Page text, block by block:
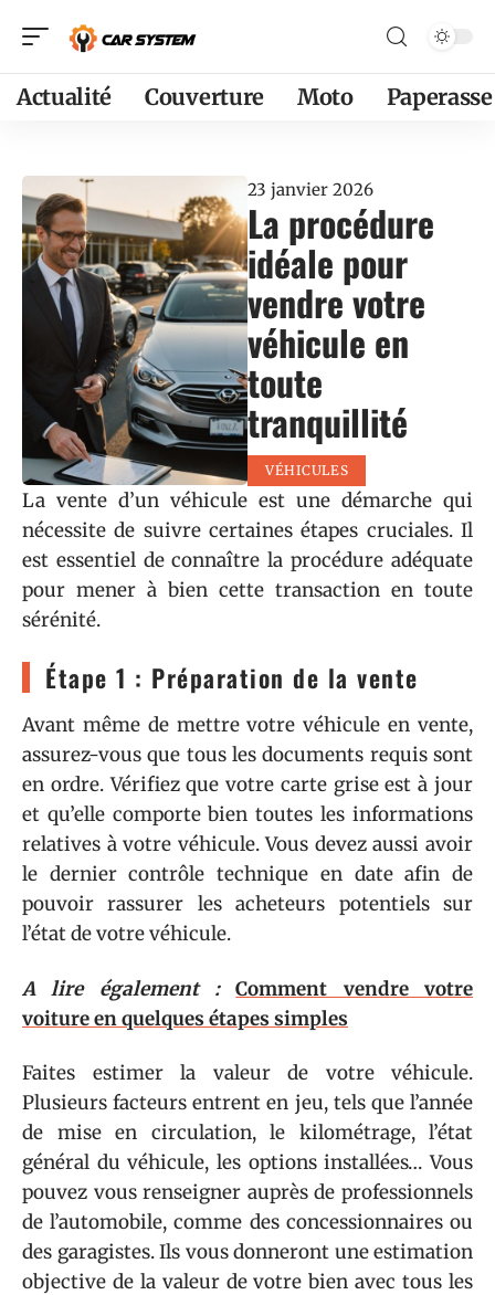
Actualité Couverture Moto
23 janvier 2026
La procédure
idéale pour
vendre votre
véhicule en
toute
tranquillité
VÉHICULES
La vente d’un véhicule est une démarche qui
nécessite de suivre certaines étapes cruciales. Il
est essentiel de connaître la procédure adéquate
pour mener à bien cette transaction en toute
sérénité.
Étape 1 : Préparation de la vente
Avant même de mettre votre véhicule en vente,
assurez-vous que tous les documents requis sont
en ordre. Vérifiez que votre carte grise est à jour
et qu’elle comporte bien toutes les informations
relatives à votre véhicule. Vous devez aussi avoir
le dernier contrôle technique en date afin de
pouvoir rassurer les acheteurs potentiels sur
l’état de votre véhicule.
A lire également :
Comment vendre votre
voiture en quelques étapes simples
Faites estimer la valeur de votre véhicule.
Plusieurs facteurs entrent en jeu, tels que l’année
de mise en circulation, le kilométrage, l’état
général du véhicule, les options installées… Vous
pouvez vous renseigner auprès de professionnels
de l’automobile, comme des concessionnaires ou
des garagistes. Ils vous donneront une estimation
objective de la valeur de votre bien avec tous les